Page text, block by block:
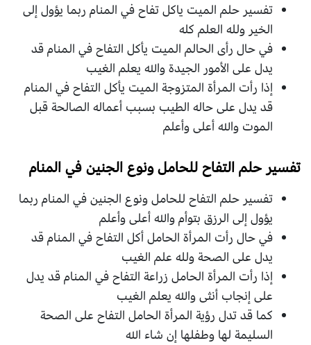
تفسير حلم الميت ياكل تفاح في المنام ربما يؤول إلى
الخير ولله العلم كله
في حال رأى الحالم الميت يأكل التفاح في المنام قد
يدل على الأمور الجيدة والله يعلم الغيب
إذا رأت المرأة المتزوجة الميت يأكل التفاح في المنام
قد يدل على حاله الطيب بسبب أعماله الصالحة قبل
الموت والله أعلى وأعلم
تفسير حلم التفاح للحامل ونوع الجنين في المنام
تفسير حلم التفاح للحامل ونوع الجنين في المنام ربما
يؤول إلى الرزق بتوأم والله أعلى وأعلم
في حال رأت المرأة الحامل أكل التفاح في المنام قد
يدل على الصحة ولله علم الغيب
إذا رأت المرأة الحامل زراعة التفاح في المنام قد يدل
على إنجاب أنثى والله يعلم الغيب
كما قد تدل رؤية المرأة الحامل التفاح على الصحة
السليمة لها وطفلها إن شاء الله